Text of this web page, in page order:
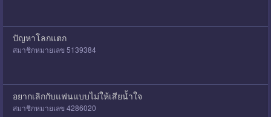
ปัญหาโลกแตก
สมาชิกหมายเลข 5139384
อยากเลิกกับแฟนแบบไม่ให้เสียน้ำใจ
สมาชิกหมายเลข 4286020